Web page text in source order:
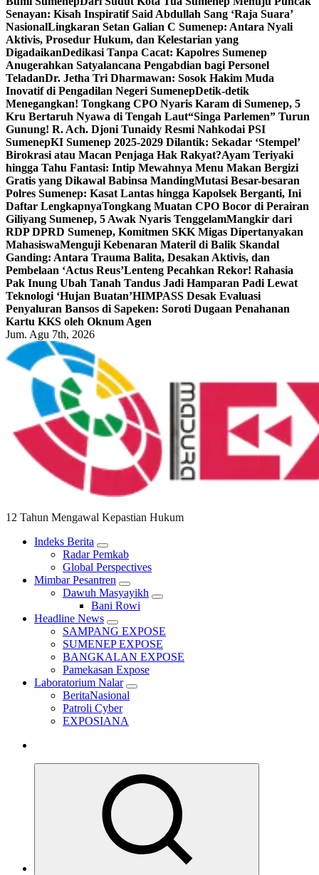
Senayan: Kisah Inspiratif Said Abdullah Sang ‘Raja Suara’
NasionalLingkaran Setan Galian C Sumenep: Antara Nyali
Aktivis, Prosedur Hukum, dan Kelestarian yang
DigadaikanDedikasi Tanpa Cacat: Kapolres Sumenep
Anugerahkan Satyalancana Pengabdian bagi Personel
TeladanDr. Jetha Tri Dharmawan: Sosok Hakim Muda
Inovatif di Pengadilan Negeri SumenepDetik-detik
Menegangkan! Tongkang CPO Nyaris Karam di Sumenep, 5
Kru Bertaruh Nyawa di Tengah Laut“Singa Parlemen” Turun
Gunung! R. Ach. Djoni Tunaidy Resmi Nahkodai PSI
SumenepKI Sumenep 2025-2029 Dilantik: Sekadar ‘Stempel’
Birokrasi atau Macan Penjaga Hak Rakyat?Ayam Teriyaki
hingga Tahu Fantasi: Intip Mewahnya Menu Makan Bergizi
Gratis yang Dikawal Babinsa MandingMutasi Besar-besaran
Polres Sumenep: Kasat Lantas hingga Kapolsek Berganti, Ini
Daftar LengkapnyaTongkang Muatan CPO Bocor di Perairan
Giliyang Sumenep, 5 Awak Nyaris TenggelamMangkir dari
RDP DPRD Sumenep, Komitmen SKK Migas Dipertanyakan
MahasiswaMenguji Kebenaran Materil di Balik Skandal
Ganding: Antara Trauma Balita, Desakan Aktivis, dan
Pembelaan ‘Actus Reus’Lenteng Pecahkan Rekor! Rahasia
Pak Inung Ubah Tanah Tandus Jadi Hamparan Padi Lewat
Teknologi ‘Hujan Buatan’HIMPASS Desak Evaluasi
Penyaluran Bansos di Sapeken: Soroti Dugaan Penahanan
Kartu KKS oleh Oknum Agen
Jum. Agu 7th, 2026
12 Tahun Mengawal Kepastian Hukum
Indeks Berita
Radar Pemkab
Global Perspectives
Mimbar Pesantren
Dawuh Masyayikh
Bani Rowi
Headline News
SAMPANG EXPOSE
SUMENEP EXPOSE
BANGKALAN EXPOSE
Pamekasan Expose
Laboratorium Nalar
BeritaNasional
Patroli Cyber
EXPOSIANA